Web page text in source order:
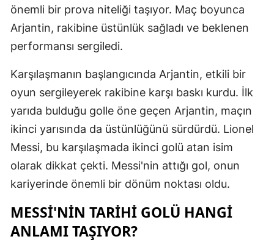
Erzincan
Eskişehir
Giresun
Gümüşhane
Hakkari
Hatay
önemli bir prova niteliği taşıyor. Maç boyunca
Arjantin, rakibine üstünlük sağladı ve beklenen
performansı sergiledi.
Karşılaşmanın başlangıcında Arjantin, etkili bir
oyun sergileyerek rakibine karşı baskı kurdu. İlk
yarıda bulduğu golle öne geçen Arjantin, maçın
ikinci yarısında da üstünlüğünü sürdürdü. Lionel
Messi, bu karşılaşmada ikinci golü atan isim
olarak dikkat çekti. Messi'nin attığı gol, onun
kariyerinde önemli bir dönüm noktası oldu.
MESSI'NIN TARIHI GOLÜ HANGI
ANLAMI TAŞIYOR?